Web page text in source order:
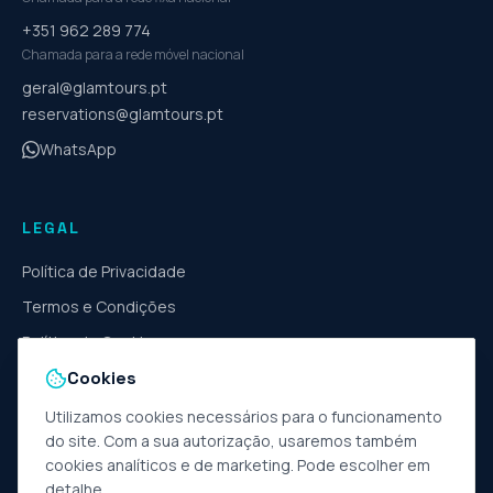
+351 962 289 774
Chamada para a rede móvel nacional
geral@glamtours.pt
reservations@glamtours.pt
WhatsApp
LEGAL
Política de Privacidade
Termos e Condições
Política de Cookies
Livro de Reclamações
Gerir cookies
Cookies
Utilizamos cookies necessários para o funcionamento
do site. Com a sua autorização, usaremos também
cookies analíticos e de marketing. Pode escolher em